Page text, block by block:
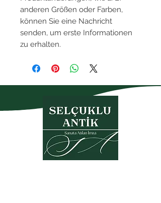
anderen Größen oder Farben,
können Sie eine Nachricht
senden, um erste Informationen
zu erhalten.